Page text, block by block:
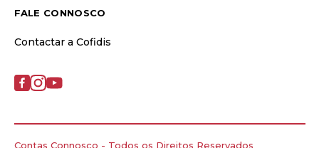
FALE CONNOSCO
Contactar a Cofidis
Contas Connosco - Todos os Direitos Reservados